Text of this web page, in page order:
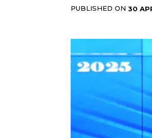
PUBLISHED ON 30